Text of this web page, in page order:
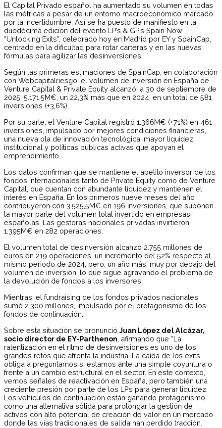
El Capital Privado español ha aumentado su volumen en todas
las métricas a pesar de un entorno macroeconómico marcado
por la incertidumbre. Así se ha puesto de manifiesto en la
duodécima edición del evento LP’s & GP’s Spain Now
“Unlocking Exits”, celebrado hoy en Madrid por EY y SpainCap,
centrado en la dificultad para rotar carteras y en las nuevas
fórmulas para agilizar las desinversiones.
Según las primeras estimaciones de SpainCap, en colaboración
con Webcapitalriesgo, el volumen de inversión en España de
Venture Capital & Private Equity alcanzó, a 30 de septiembre de
2025, 5.171,5M€, un 22,3% más que en 2024, en un total de 581
inversiones (+3,6%).
Por su parte, el Venture Capital registró 1.366M€ (+71%) en 461
inversiones, impulsado por mejores condiciones financieras,
una nueva ola de innovación tecnológica, mayor liquidez
institucional y políticas públicas activas que apoyan el
emprendimiento.
Los datos confirman que se mantiene el apetito inversor de los
fondos internacionales tanto de Private Equity como de Venture
Capital, que cuentan con abundante liquidez y mantienen el
interés en España. En los primeros nueve meses del año
contribuyeron con 3.525,5M€ en 196 inversiones, que suponen
la mayor parte del volumen total invertido en empresas
españolas. Las gestoras nacionales privadas invirtieron
1.395M€ en 282 operaciones.
El volumen total de desinversión alcanzó 2.755 millones de
euros en 219 operaciones, un incremento del 52% respecto al
mismo periodo de 2024, pero, un año más, muy por debajo del
volumen de inversión, lo que sigue agravando el problema de
la devolución de fondos a los inversores.
Mientras, el fundraising de los fondos privados nacionales
sumó 2.300 millones, impulsado por el protagonismo de los
fondos de continuación.
Sobre esta situación se pronunció Juan López del Alcázar,
socio director de EY-Parthenon , afirmando que “La
ralentización en el ritmo de desinversiones es uno de los
grandes retos que afronta la industria. La caída de los exits
obliga a preguntarnos si estamos ante una simple coyuntura o
frente a un cambio estructural en el sector. En este contexto,
vemos señales de reactivación en España, pero también una
creciente presión por parte de los LPs para generar liquidez.
Los vehículos de continuación están ganando protagonismo
como una alternativa sólida para prolongar la gestión de
activos con alto potencial de creación de valor en un mercado
donde las vías tradicionales de salida han perdido tracción.